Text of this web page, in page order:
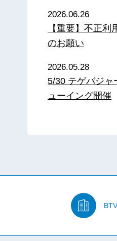
2026.06.26
【重要】不正
のお願い
2026.05.28
5/30 テゲバジ
ューイング開催